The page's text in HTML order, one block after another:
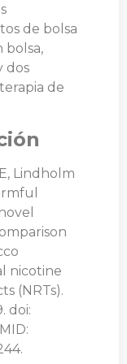
de bolsa
bolsa,
dos
de
Lindholm
nicotine
(NRTs).
doi: